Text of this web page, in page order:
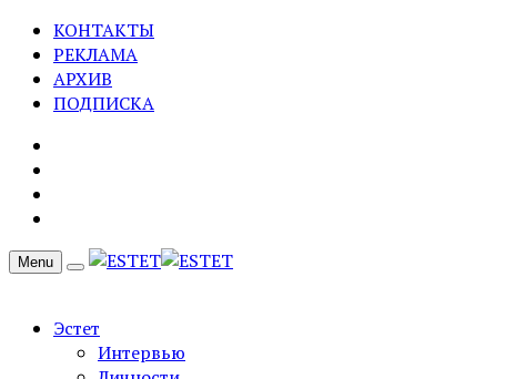
КОНТАКТЫ
РЕКЛАМА
АРХИВ
ПОДПИСКА
Menu
Эстет
Интервью